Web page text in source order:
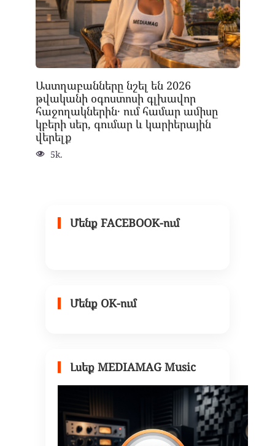
Աստղաբանները նշել են 2026
թվականի օգոստոսի գլխավոր
հաջողակներին․ ում համար ամիսը
կբերի սեր, գումար և կարիերային
վերելք
5k.
Մենք FACEBOOK-ում
Մենք OK-ում
Լսեք MEDIAMAG Music